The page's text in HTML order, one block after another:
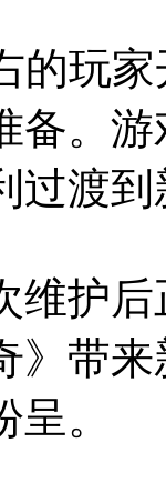
的玩
备。
过渡
维护
》带
。